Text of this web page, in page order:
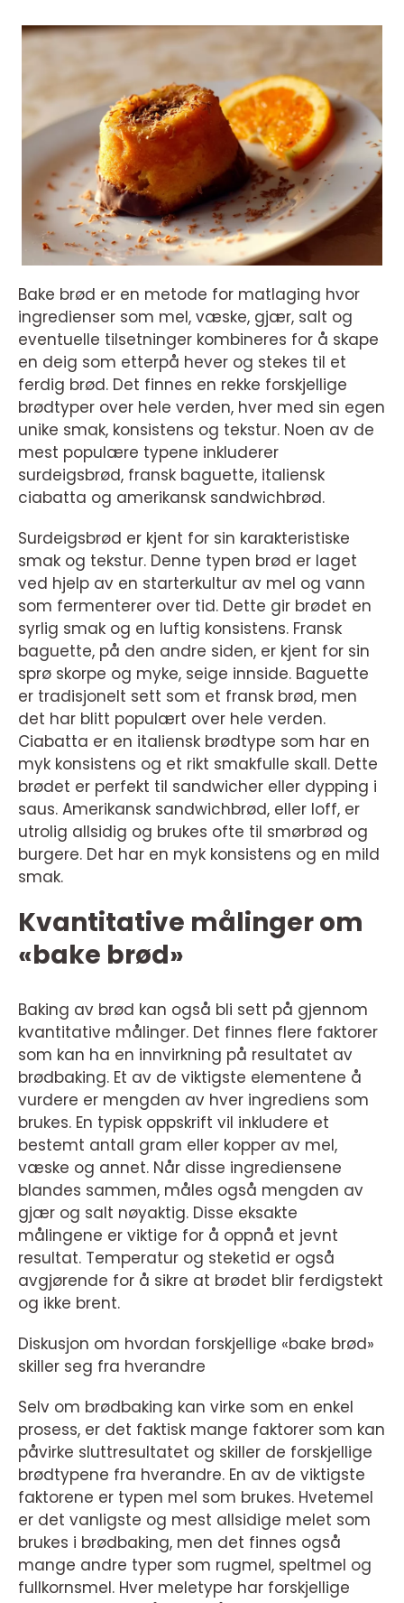
Bake brød er en metode for matlaging hvor
ingredienser som mel, væske, gjær, salt og
eventuelle tilsetninger kombineres for å skape
en deig som etterpå hever og stekes til et
ferdig brød. Det finnes en rekke forskjellige
brødtyper over hele verden, hver med sin egen
unike smak, konsistens og tekstur. Noen av de
mest populære typene inkluderer
surdeigsbrød, fransk baguette, italiensk
ciabatta og amerikansk sandwichbrød.
Surdeigsbrød er kjent for sin karakteristiske
smak og tekstur. Denne typen brød er laget
ved hjelp av en starterkultur av mel og vann
som fermenterer over tid. Dette gir brødet en
syrlig smak og en luftig konsistens. Fransk
baguette, på den andre siden, er kjent for sin
sprø skorpe og myke, seige innside. Baguette
er tradisjonelt sett som et fransk brød, men
det har blitt populært over hele verden.
Ciabatta er en italiensk brødtype som har en
myk konsistens og et rikt smakfulle skall. Dette
brødet er perfekt til sandwicher eller dypping i
saus. Amerikansk sandwichbrød, eller loff, er
utrolig allsidig og brukes ofte til smørbrød og
burgere. Det har en myk konsistens og en mild
smak.
Kvantitative målinger om
«bake brød»
Baking av brød kan også bli sett på gjennom
kvantitative målinger. Det finnes flere faktorer
som kan ha en innvirkning på resultatet av
brødbaking. Et av de viktigste elementene å
vurdere er mengden av hver ingrediens som
brukes. En typisk oppskrift vil inkludere et
bestemt antall gram eller kopper av mel,
væske og annet. Når disse ingrediensene
blandes sammen, måles også mengden av
gjær og salt nøyaktig. Disse eksakte
målingene er viktige for å oppnå et jevnt
resultat. Temperatur og steketid er også
avgjørende for å sikre at brødet blir ferdigstekt
og ikke brent.
Diskusjon om hvordan forskjellige «bake brød»
skiller seg fra hverandre
Selv om brødbaking kan virke som en enkel
prosess, er det faktisk mange faktorer som kan
påvirke sluttresultatet og skiller de forskjellige
brødtypene fra hverandre. En av de viktigste
faktorene er typen mel som brukes. Hvetemel
er det vanligste og mest allsidige melet som
brukes i brødbaking, men det finnes også
mange andre typer som rugmel, speltmel og
fullkornsmel. Hver meletype har forskjellige